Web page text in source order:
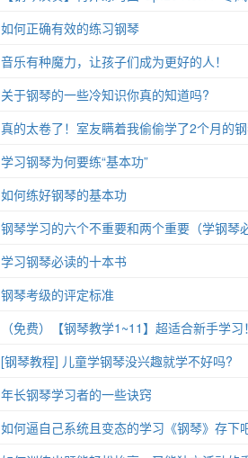
如何正确有效的练习钢琴
音乐有种魔力，让孩子们成为更好的人！
关于钢琴的一些冷知识你真的知道吗?
真的太卷了！室友瞒着我偷偷学了2个月的
学习钢琴为何要练“基本功”
如何练好钢琴的基本功
钢琴学习的六个不重要和两个重要（学钢琴
学习钢琴必读的十本书
钢琴考级的评定标准
（免费）【钢琴教学1~11】超适合新手学
[钢琴教程] 儿童学钢琴没兴趣就学不好吗?
年长钢琴学习者的一些诀窍
如何逼自己系统且变态的学习《钢琴》存下